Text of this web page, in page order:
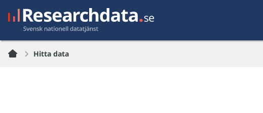
Hitta data